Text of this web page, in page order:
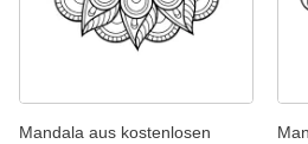
Mandala aus kostenlosen